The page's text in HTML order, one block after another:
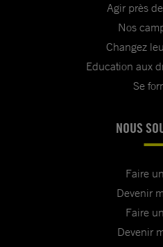
Agir près
Nos
Changez
Education aux
Se
NOUS
Faire
Devenir
Faire
Devenir